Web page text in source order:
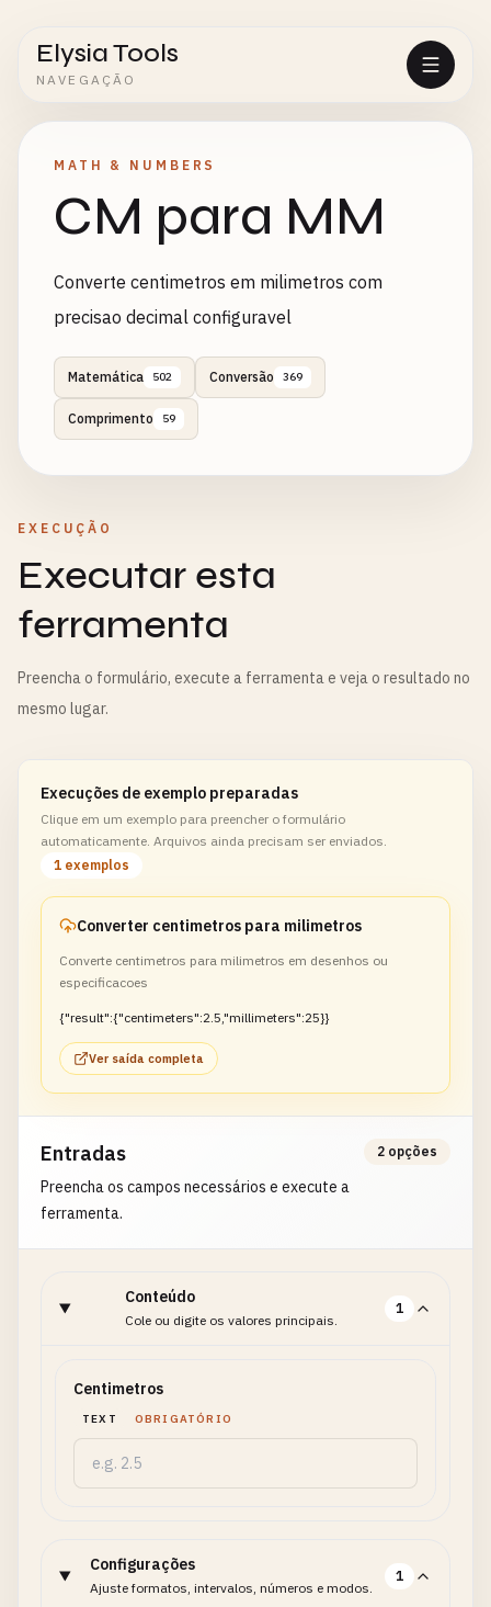
Elysia Tools
NAVEGAÇÃO
MATH & NUMBERS
CM para MM
Converte centimetros em milimetros com
precisao decimal configuravel
Matemática 502 Conversão 369
Comprimento 59
EXECUÇÃO
Executar esta
ferramenta
Preencha o formulário, execute a ferramenta e veja o resultado no
mesmo lugar.
Execuções de exemplo preparadas
Clique em um exemplo para preencher o formulário
automaticamente. Arquivos ainda precisam ser enviados.
1 exemplos
Converter centimetros para milimetros
Converte centimetros para milimetros em desenhos ou
especificacoes
{"result":{"centimeters":2.5,"millimeters":25}}
Ver saída completa
Entradas
Preencha os campos necessários e execute a
ferramenta.
2 opções
Conteúdo
Cole ou digite os valores principais.
1
Centimetros
TEXT OBRIGATÓRIO
Configurações
Ajuste formatos, intervalos, números e modos.
1